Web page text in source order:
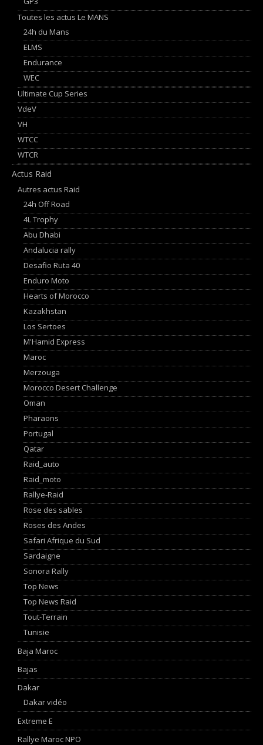
Toutes les actus Le MANS
24h du Mans
ELMS
Endurance
WEC
Ultimate Cup Series
VdeV
VH
WTCC
WTCR
Actus Raid
Autres actus Raid
24h Off Road
4L Trophy
Abu Dhabi
Andalucia rally
Desafio Ruta 40
Enduro Moto
Hearts of Morocco
Kazakhstan
Los Sertoes
M'Hamid Express
Maroc
Merzouga
Morocco Desert Challenge
Oman
Pharaons
Portugal
Qatar
Raid_auto
Raid_moto
Rallye-Raid
Rose des sables
Roses des Andes
Safari Afrique du Sud
Sardaigne
Sonora Rally
Top News
Top News Raid
Tout-Terrain
Tunisie
Baja Maroc
Bajas
Dakar
Dakar vidéo
Extreme E
Rallye Maroc NPO